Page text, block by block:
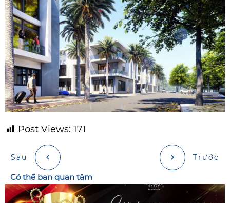
Post Views: 171
Sau Trước
Có thể bạn quan tâm